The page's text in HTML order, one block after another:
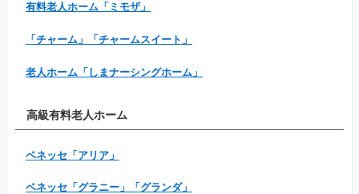
有料老人ホーム「ミモザ」
「チャーム」「チャームスイート」
老人ホーム「しまナーシングホーム」
高級有料老人ホーム
ベネッセ「アリア」
ベネッセ「グラニー」「グランダ」